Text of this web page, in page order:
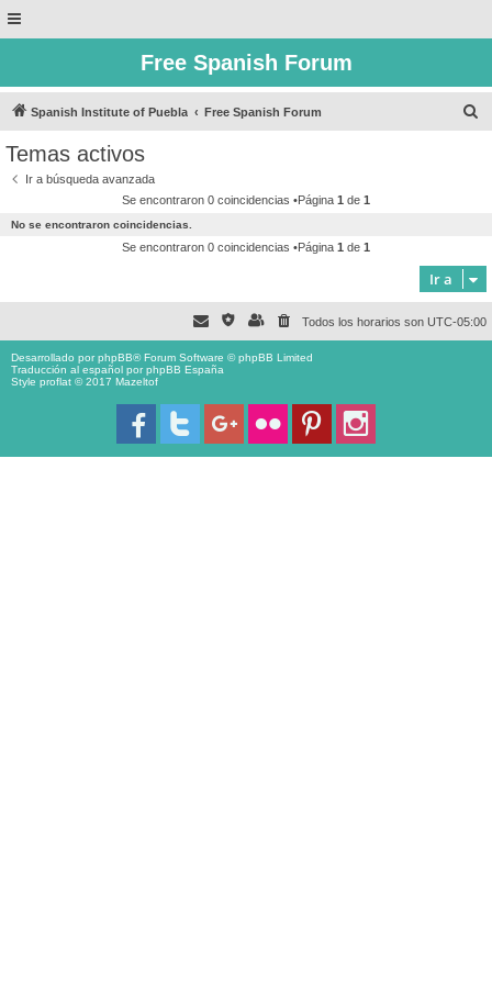
Free Spanish Forum
Spanish Institute of Puebla Free Spanish Forum
Temas activos
Ir a búsqueda avanzada
Se encontraron 0 coincidencias •Página 1 de 1
No se encontraron coincidencias.
Se encontraron 0 coincidencias •Página 1 de 1
Ir a
Todos los horarios son UTC-05:00
Desarrollado porphpBB® Forum Software © phpBB Limited
Traducción al español porphpBB España
Style proflat © 2017 Mazeltof